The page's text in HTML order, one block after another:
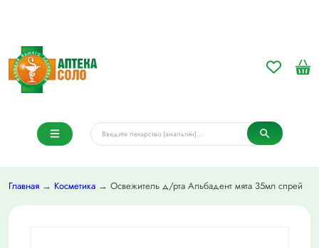
Главная → Косметика → Освежитель д/рта Альбадент мята 35мл спрей